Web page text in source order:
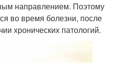
направлением. Поэтому
во время болезни, после
хронических патологий.